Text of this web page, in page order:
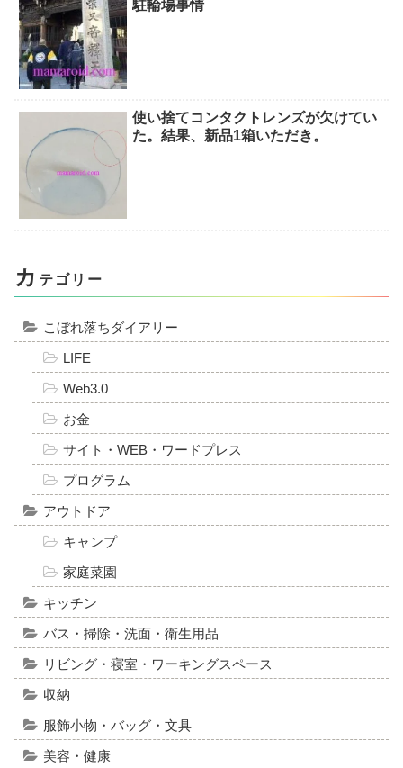
駐輪場事情
使い捨てコンタクトレンズが欠けてい
た。結果、新品1箱いただき。
カ テゴリー
こぼれ落ちダイアリー
LIFE
Web3.0
お金
サイト・WEB・ワードプレス
プログラム
アウトドア
キャンプ
家庭菜園
キッチン
バス・掃除・洗面・衛生用品
リビング・寝室・ワーキングスペース
収納
服飾小物・バッグ・文具
美容・健康